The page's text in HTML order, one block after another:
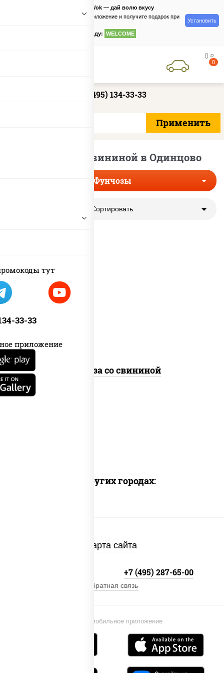
тут
33-33
приложение
PizzaSushiWok — дай волю вкусу
Скачайте приложение и получите подарок при
по промокоду: WELCOME
Установить
0 руб
0
+7 (495) 134-33-33
Фунчозы со свининой в Одинцово
Фунчозы
Сортировать
масло растительное, свинина,
морковь, лук репчатый, перец
болгарский, кабачки, соус
Фунчоза со свининой
Доставка в других городах:
Карта сайта
Установи мобильное приложение
+7 (495) 287-65-00
Обратная связь